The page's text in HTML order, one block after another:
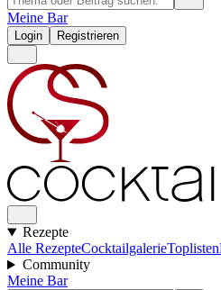
Meine Bar
Login Registrieren
Rezepte
Alle RezepteCocktailgalerieToplisten
Community
Meine Bar